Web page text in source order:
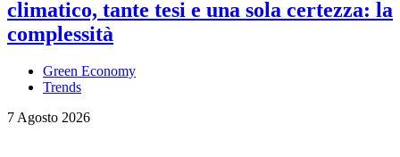
climatico, tante tesi e una sola certezza: la
complessità
Green Economy
Trends
7 Agosto 2026